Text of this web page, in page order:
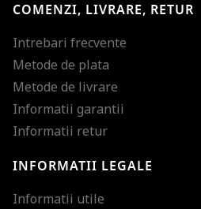
COMENZI, LIVRARE, RETUR
Intrebari frecvente
Metode de plata
Metode de livrare
Informatii garantii
Informatii retur
INFORMATII LEGALE
Informatii utile